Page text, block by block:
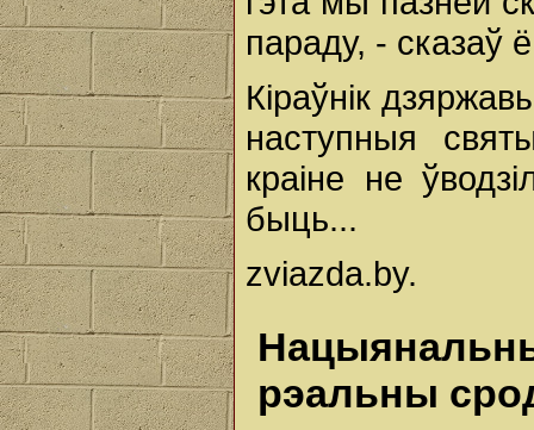
параду, - сказаў
Кіраўнік
наступныя
краіне не
быць...
zviazda.by.
рэальны